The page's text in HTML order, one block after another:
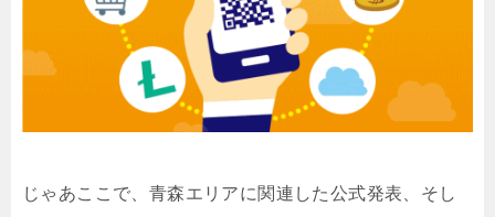
じゃあここで、青森エリアに関連した公式発表、そし